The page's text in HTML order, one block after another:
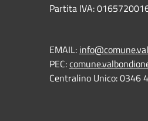
Partita IVA:
EMAIL:
PEC:
Centralino Unico: 0346